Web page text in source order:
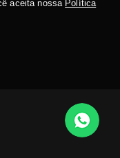
aceita nossa Política